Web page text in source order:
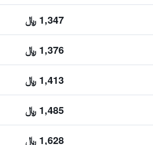
1,347 ﷼
1,376 ﷼
1,413 ﷼
1,485 ﷼
1,628 ﷼